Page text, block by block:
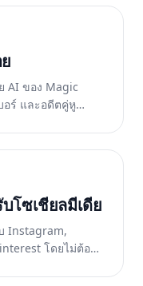
AI ของ Magic
อร์ และอดีตคู่หู
โซเชียลมีเดีย
Instagram,
โดยไม่ต้อง